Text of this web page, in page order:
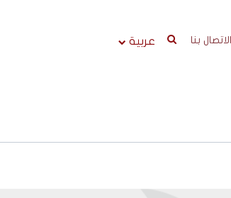
الاتصال بنا عربية